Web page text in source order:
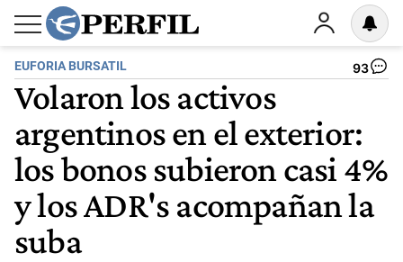
EUFORIA BURSATIL 93
Volaron los activos
argentinos en el exterior:
los bonos subieron casi 4%
y los ADR's acompañan la
suba